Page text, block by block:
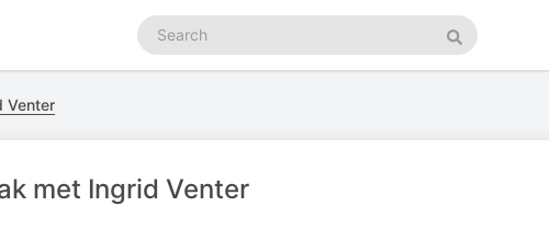
Search
podcasts
Search
Venter
met Ingrid Venter